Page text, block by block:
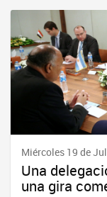
Miércoles 19 de
Una
una gira